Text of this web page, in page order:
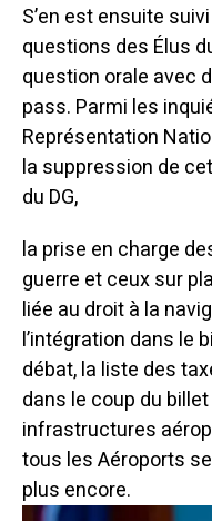
S’en est ensuite
questions des Élus
question orale avec
pass. Parmi les
Représentation
la suppression de
du DG,
la prise en charge
guerre et ceux sur
liée au droit à la
l’intégration dans le
débat, la liste des
dans le coup du billet
infrastructures
tous les Aéroports
plus encore.